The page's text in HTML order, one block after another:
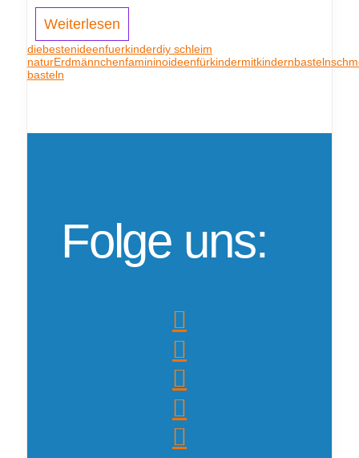
Weiterlesen
diebestenideenfuerkinderdiy schleim
naturErdmännchenfamininoideenfürkindermitkindernbasteln
basteln
Folge uns: